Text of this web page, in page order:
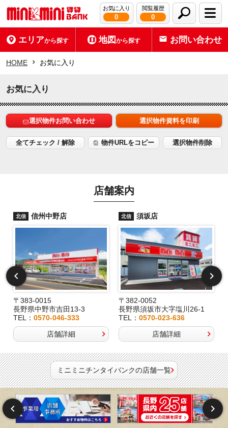
お気に入り
0
閲覧履歴
0
エリアから探す 地図から探す お問い合わせ
HOME お気に入り
お気に入り
選択物件お問い合わせ 選択物件資料を印刷
全てチェック / 解除 物件URLをコピー 選択物件削除
店舗案内
北信 信州中野店
〒383-0015
長野県中野市吉田13-3
TEL： 0570-046-333
店舗詳細
北信 須坂店
〒382-0052
長野県須坂市大字塩川26-1
TEL：0570-023-636
店舗詳細
ミニミニチンタイバンクの店舗一覧